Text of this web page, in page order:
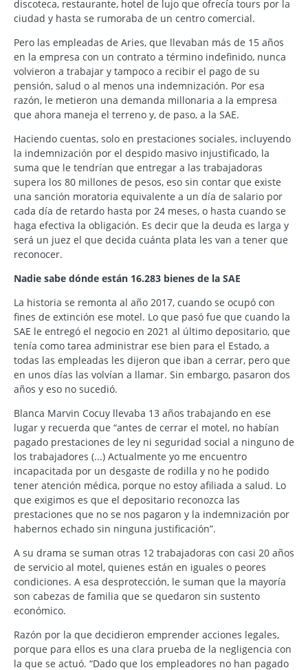
discoteca, restaurante, hotel de lujo que ofrecía tours por la
ciudad y hasta se rumoraba de un centro comercial.
Pero las empleadas de Aries, que llevaban más de 15 años
en la empresa con un contrato a término indefinido, nunca
volvieron a trabajar y tampoco a recibir el pago de su
pensión, salud o al menos una indemnización. Por esa
razón, le metieron una demanda millonaria a la empresa
que ahora maneja el terreno y, de paso, a la SAE.
Haciendo cuentas, solo en prestaciones sociales, incluyendo
la indemnización por el despido masivo injustificado, la
suma que le tendrían que entregar a las trabajadoras
supera los 80 millones de pesos, eso sin contar que existe
una sanción moratoria equivalente a un día de salario por
cada día de retardo hasta por 24 meses, o hasta cuando se
haga efectiva la obligación. Es decir que la deuda es larga y
será un juez el que decida cuánta plata les van a tener que
reconocer.
Nadie sabe dónde están 16.283 bienes de la SAE
La historia se remonta al año 2017, cuando se ocupó con
fines de extinción ese motel. Lo que pasó fue que cuando la
SAE le entregó el negocio en 2021 al último depositario, que
tenía como tarea administrar ese bien para el Estado, a
todas las empleadas les dijeron que iban a cerrar, pero que
en unos días las volvían a llamar. Sin embargo, pasaron dos
años y eso no sucedió.
Blanca Marvin Cocuy llevaba 13 años trabajando en ese
lugar y recuerda que “antes de cerrar el motel, no habían
pagado prestaciones de ley ni seguridad social a ninguno de
los trabajadores (...) Actualmente yo me encuentro
incapacitada por un desgaste de rodilla y no he podido
tener atención médica, porque no estoy afiliada a salud. Lo
que exigimos es que el depositario reconozca las
prestaciones que no se nos pagaron y la indemnización por
habernos echado sin ninguna justificación”.
A su drama se suman otras 12 trabajadoras con casi 20 años
de servicio al motel, quienes están en iguales o peores
condiciones. A esa desprotección, le suman que la mayoría
son cabezas de familia que se quedaron sin sustento
económico.
Razón por la que decidieron emprender acciones legales,
porque para ellos es una clara prueba de la negligencia con
la que se actuó. “Dado que los empleadores no han pagado